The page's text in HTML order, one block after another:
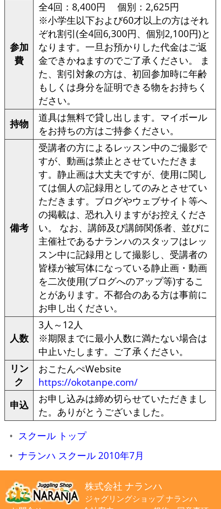
参加
費
全4回：8,400円 個別：2,625円
※小学生以下および60才以上の方はそれ
ぞれ割引(全4回6,300円、個別2,100円)と
なります。一旦お預かりした代金はご返
金できかねますのでご了承ください。 ま
た、割引対象の方は、初回参加時に年齢
もしくは身分を証明できる物をお持ちく
ださい。
持物
道具は無料で貸し出します。マイボール
をお持ちの方はご持参ください。
備考
受講者の方によるレッスン中のご撮影で
すが、動画は禁止とさせていただきま
す。静止画は大丈夫ですが、使用に関し
ては個人の記録用としてのみとさせてい
ただきます。ブログやウェブサイト等へ
の掲載は、恐れ入りますがお控えくださ
い。 なお、講師及び講師関係者、並びに
主催社であるナランハのスタッフはレッ
スン中に記録用として撮影し、受講者の
皆様が被写体になっている静止画・動画
を二次使用(ブログへのアップ等)するこ
とがあります。不都合のある方は事前に
お申し出ください。
人数
3人～12人
※期限までに最小人数に満たない場合は
中止いたします。ご了承ください。
リン
ク
おこたんぺWebsite
https://okotanpe.com/
申込
お申し込みは締め切らせていただきまし
た。ありがとうございました。
スクール トップ
ナランハ スクール 2010年7月
株式会社 ナランハ
ジャグリングショップ ナランハ